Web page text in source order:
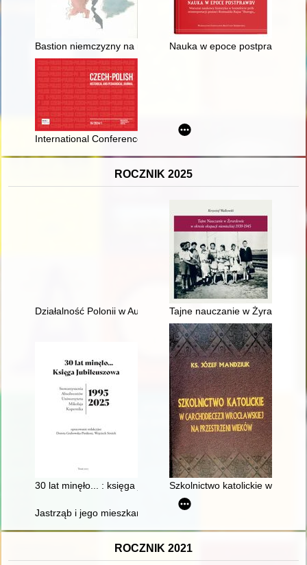
Bastion niemczyzny na nowym pograniczu : powiat
Nauka w epoce postprawdy :
International Conference - 22nd Czech-Polish Historical and
ROCZNIK 2025
Działalność Polonii w Austrii na przełomie XX i XXI wieku. T. 2
Tajne nauczanie w Żyrardowie
30 lat minęło... : księga jubileuszowa Stowarzyszenia
Szkolnictwo katolickie w
Jastrząb i jego mieszkańcy w świetle ksiąg miejskich z XVII
ROCZNIK 2021